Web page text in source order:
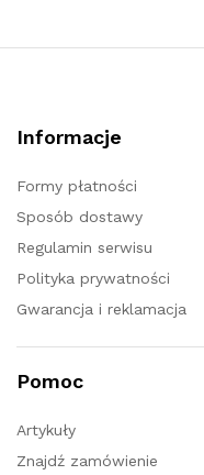
Informacje
Formy płatności
Sposób dostawy
Regulamin serwisu
Polityka prywatności
Gwarancja i reklamacja
Pomoc
Artykuły
Znajdź zamówienie